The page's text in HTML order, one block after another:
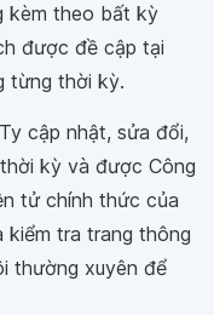
kèm theo bất kỳ
được đề cập tại
từng thời kỳ.
cập nhật, sửa đổi,
kỳ và được Công
tử chính thức của
kiểm tra trang thông
thường xuyên để